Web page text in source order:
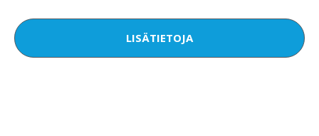
LISÄTIETOJA